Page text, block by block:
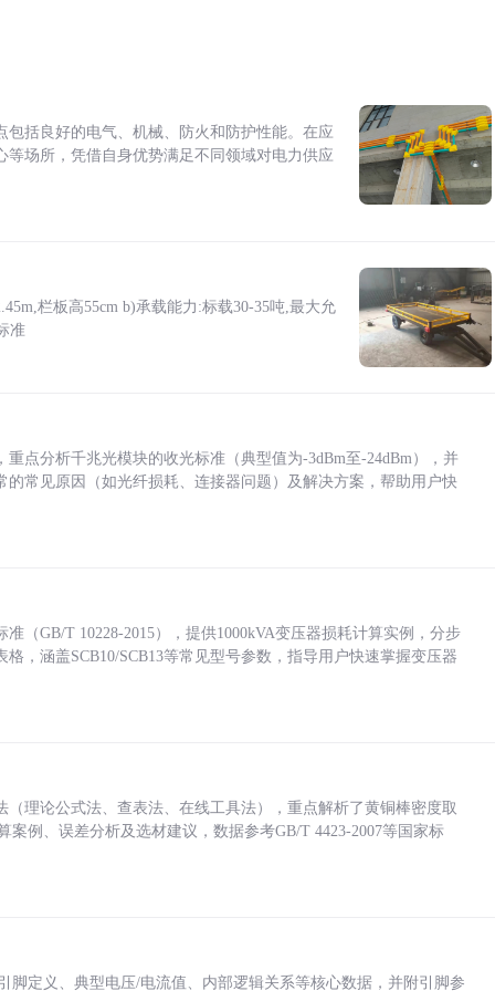
括良好的电气、机械、防火和防护性能。在应
场所，凭借自身优势满足不同领域对电力供应
栏板高55cm b)承载能力:标载30-35吨,最大允
准
点分析千兆光模块的收光标准（典型值为-3dBm至-24dBm），并
常见原因（如光纤损耗、连接器问题）及解决方案，帮助用户快
（GB/T 10228-2015），提供1000kVA变压器损耗计算实例，分步
，涵盖SCB10/SCB13等常见型号参数，指导用户快速掌握变压器
理论公式法、查表法、在线工具法），重点解析了黄铜棒密度取
案例、误差分析及选材建议，数据参考GB/T 4423-2007等国家标
脚定义、典型电压/电流值、内部逻辑关系等核心数据，并附引脚参